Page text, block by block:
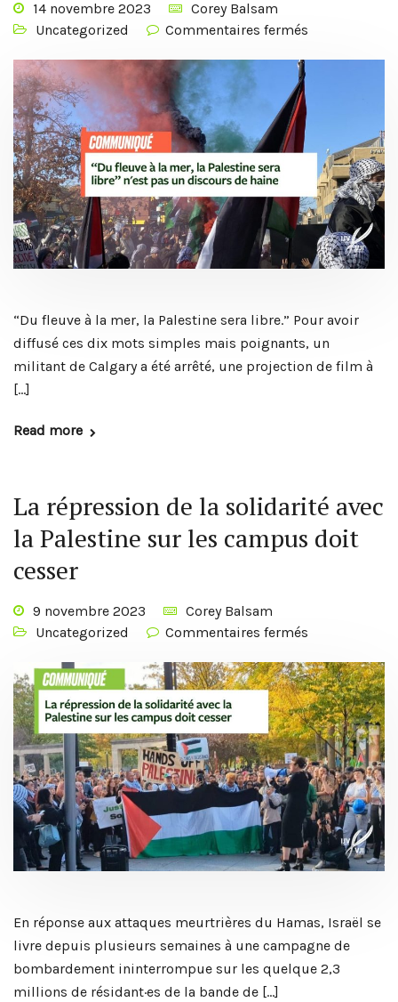
14 novembre 2023
Corey Balsam
Uncategorized
Commentaires fermés
“Du fleuve à la mer, la Palestine sera libre.” Pour avoir
diffusé ces dix mots simples mais poignants, un
militant de Calgary a été arrêté, une projection de film à
[…]
Read more
La répression de la solidarité avec
la Palestine sur les campus doit
cesser
9 novembre 2023
Corey Balsam
Uncategorized
Commentaires fermés
En réponse aux attaques meurtrières du Hamas, Israël se
livre depuis plusieurs semaines à une campagne de
bombardement ininterrompue sur les quelque 2,3
millions de résidant·es de la bande de […]